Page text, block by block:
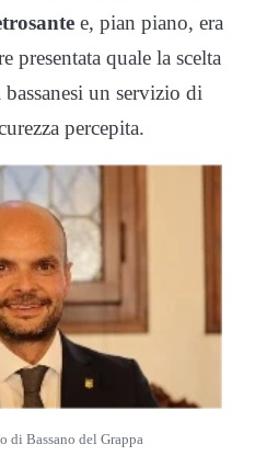
e, pian piano, era
presentata quale la scelta
un servizio di
percepita.
di Bassano del Grappa